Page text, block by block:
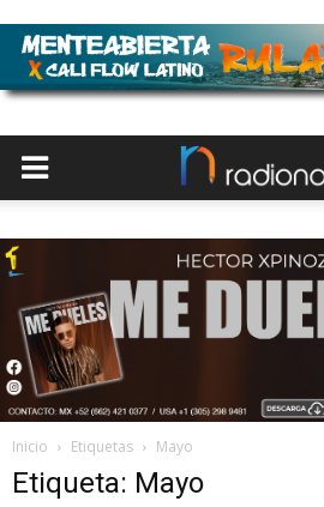
Inicio Etiquetas Mayo
Etiqueta: Mayo